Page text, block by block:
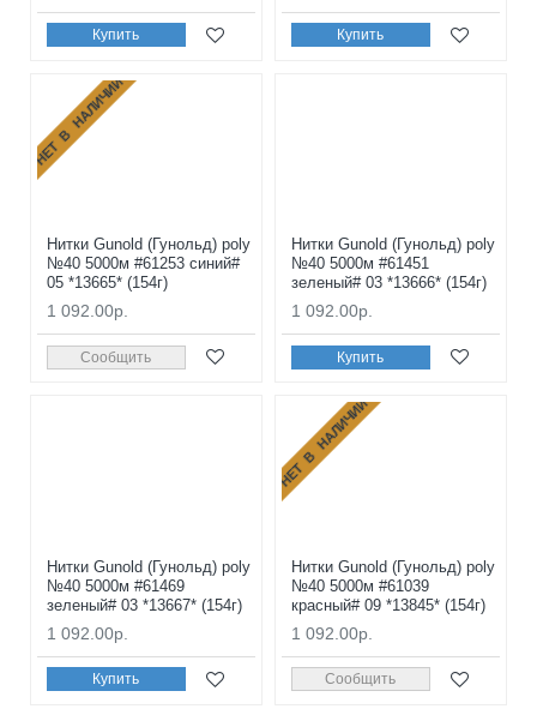
Купить Купить
НЕТ В НАЛИЧИИ
Нитки Gunold (Гунольд) poly
№40 5000м #61253 синий#
05 *13665* (154г)
1 092.00р.
Сообщить
Нитки Gunold (Гунольд) poly
№40 5000м #61451
зеленый# 03 *13666* (154г)
1 092.00р.
Купить
Нитки Gunold (Гунольд) poly
№40 5000м #61469
зеленый# 03 *13667* (154г)
1 092.00р.
Купить
НЕТ В НАЛИЧИИ
Нитки Gunold (Гунольд) poly
№40 5000м #61039
красный# 09 *13845* (154г)
1 092.00р.
Сообщить